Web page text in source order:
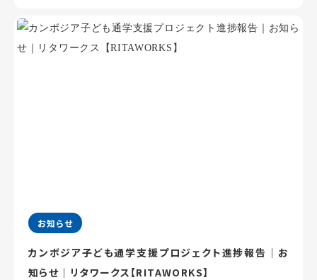
お知らせ
カンボジア子ども通学支援プロジェクト進捗報告｜お
知らせ｜リタワークス【RITAWORKS】